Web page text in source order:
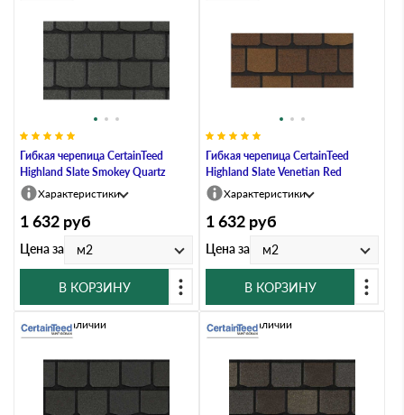
Гибкая черепица CertainTeed
Highland Slate Smokey Quartz
Характеристики
1 632 руб
Цена за м2
В КОРЗИНУ
Гибкая черепица CertainTeed
Highland Slate Venetian Red
Характеристики
1 632 руб
Цена за м2
В КОРЗИНУ
Нет в наличии Нет в наличии